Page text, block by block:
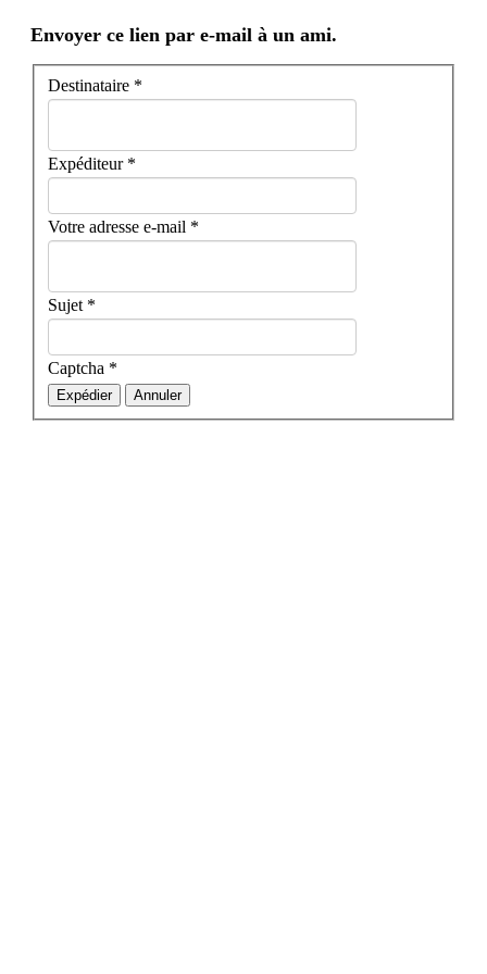
Envoyer ce lien par e-mail à un ami.
Destinataire *
Expéditeur*
Votre adresse e-mail *
Sujet *
Captcha *
Expédier Annuler